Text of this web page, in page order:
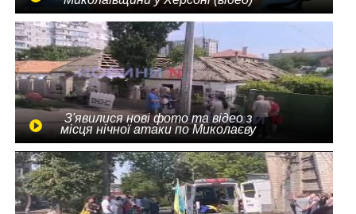
З'явилися нові фото та відео з
місця нічної атаки по Миколаєву